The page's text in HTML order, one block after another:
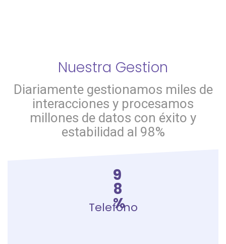
Nuestra Gestion
Diariamente gestionamos miles de
interacciones y procesamos
millones de datos con éxito y
estabilidad al 98%
9
8
%
Telefono